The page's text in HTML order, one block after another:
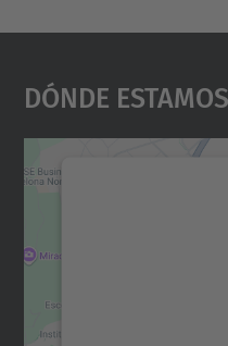
Dónde Estamos